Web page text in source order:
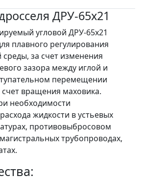
ДРУ-65х21
угловой ДРУ-65х21
плавного регулирования
за счет изменения
зазора между иглой и
перемещении
счет вращения маховика.
необходимости
жидкости в устьевых
противовыбросовом
трубопроводах,